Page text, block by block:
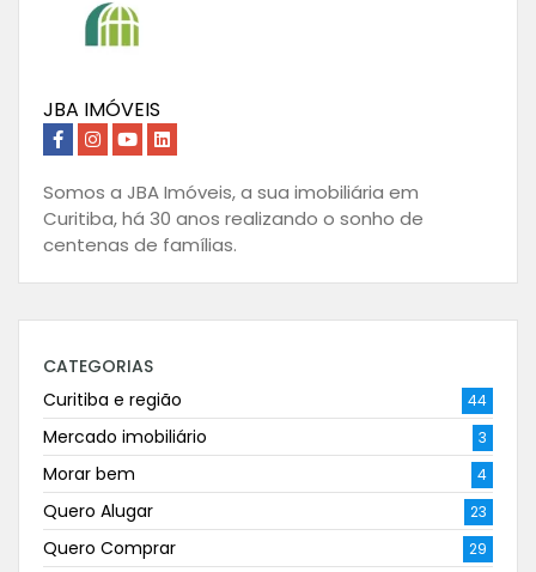
JBA IMÓVEIS
Somos a JBA Imóveis, a sua imobiliária em
Curitiba, há 30 anos realizando o sonho de
centenas de famílias.
CATEGORIAS
Curitiba e região
44
Mercado imobiliário 3
Morar bem 4
Quero Alugar 23
Quero Comprar 29